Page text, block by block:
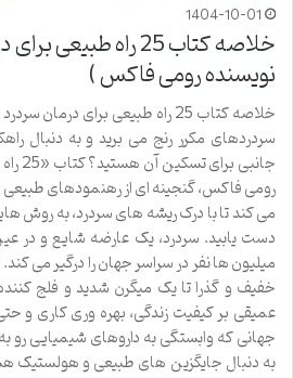
1404-10-01
خلاصه کتاب 25 راه
نویسنده رومی فاکس )
خلاصه کتاب 25 راه طبیعی برای
سردردهای مکرر رنج می برید و به دنبال
رومی فاکس، گنجینه ای از رهنمودهای
می کند تا با درک ریشه های سردرد، به روش
دست یابید. سردرد، یک عارضه شایع و در
میلیون ها نفر در سراسر جهان را درگیر می کند.
خفیف و گذرا تا یک میگرن شدید و فلج
عمیقی بر کیفیت زندگی، بهره وری کاری و
جهانی که وابستگی به داروهای شیمیایی رو
به دنبال جایگزین های طبیعی و هولستیک